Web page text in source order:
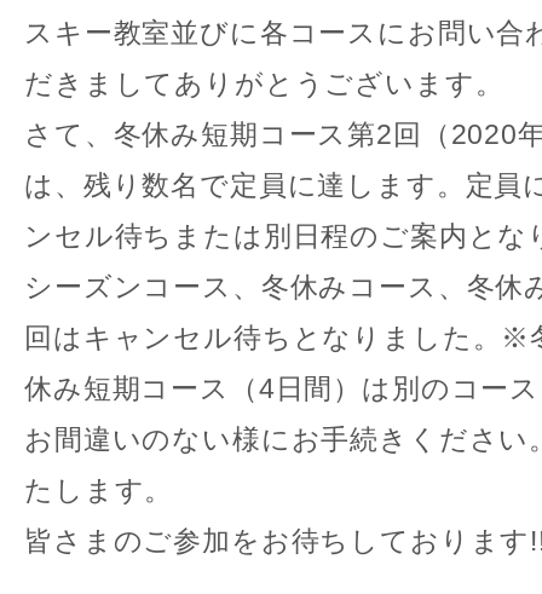
スキー教室並びに各コースにお問い合
だきましてありがとうございます。
さて、冬休み短期コース第2回（2020
は、残り数名で定員に達します。定員
ンセル待ちまたは別日程のご案内とな
シーズンコース、冬休みコース、冬休
回はキャンセル待ちとなりました。※
休み短期コース（4日間）は別のコー
お間違いのない様にお手続きください
たします。
皆さまのご参加をお待ちしております